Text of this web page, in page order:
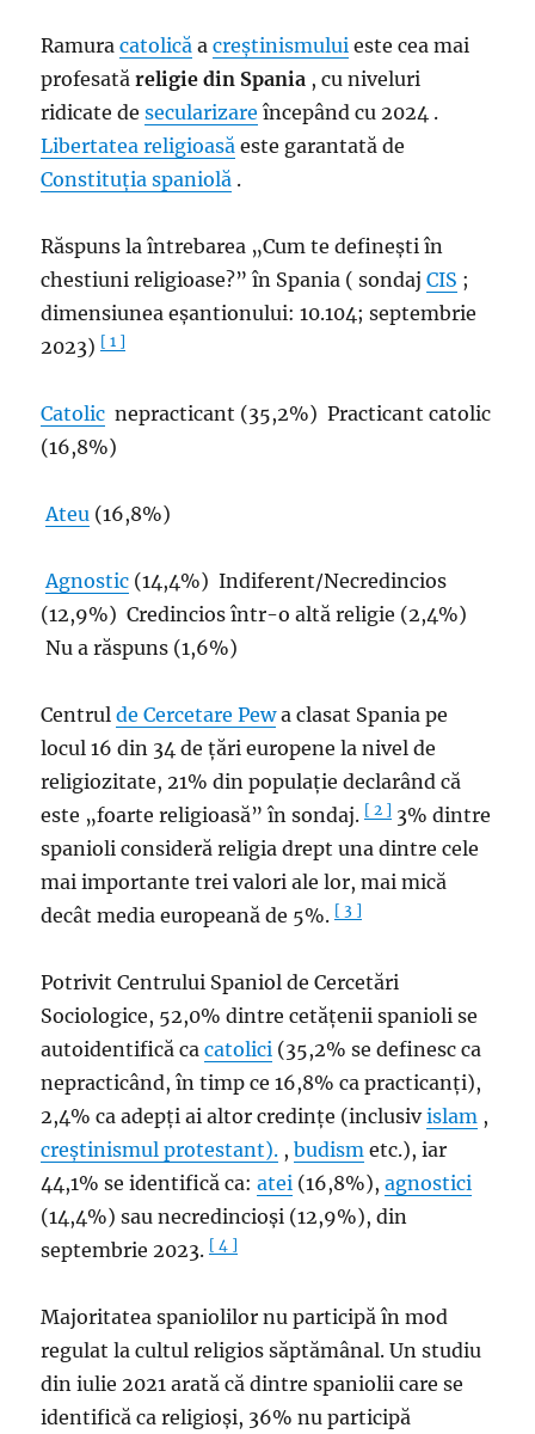
Ramuracatolică acreștinismului este cea mai
profesatăreligie din Spania , cu niveluri
ridicate desecularizare începând cu 2024 .
Libertatea religioasă este garantată de
Constituția spaniolă .
Răspuns la întrebarea „Cum te definești în
chestiuni religioase?” în Spania ( sondajCIS ;
dimensiunea eșantionului: 10.104; septembrie
2023)[ 1 ]
Catolic nepracticant (35,2%) Practicant catolic
(16,8%)
Ateu (16,8%)
Agnostic (14,4%) Indiferent/Necredincios
(12,9%) Credincios într-o altă religie (2,4%)
Nu a răspuns (1,6%)
Centrulde Cercetare Pewa clasat Spania pe
locul 16 din 34 de țări europene la nivel de
religiozitate, 21% din populație declarând că
este „foarte religioasă” în sondaj.[ 2 ] 3% dintre
spanioli consideră religia drept una dintre cele
mai importante trei valori ale lor, mai mică
decât media europeană de 5%.[ 3 ]
Potrivit Centrului Spaniol de Cercetări
Sociologice, 52,0% dintre cetățenii spanioli se
autoidentifică cacatolici (35,2% se definesc ca
nepracticând, în timp ce 16,8% ca practicanți),
2,4% ca adepți ai altor credințe (inclusivislam ,
creștinismul protestant). ,budism etc.), iar
44,1% se identifică ca:atei (16,8%),agnostici
(14,4%) sau necredincioși (12,9%), din
septembrie 2023.[ 4 ]
Majoritatea spaniolilor nu participă în mod
regulat la cultul religios săptămânal. Un studiu
din iulie 2021 arată că dintre spaniolii care se
identifică ca religioși, 36% nu participă